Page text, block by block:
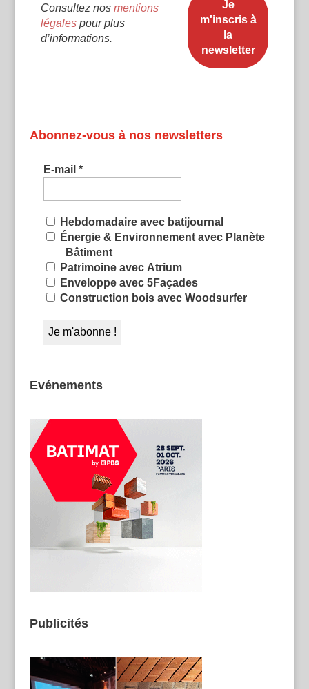
Consultez nos mentions
légalespour plus
d’informations.
Abonnez-vous à nos newsletters
E-mail *
Hebdomadaire avec batijournal
Énergie & Environnement avec Planète
Bâtiment
Patrimoine avec Atrium
Enveloppe avec 5Façades
Construction bois avec Woodsurfer
Evénements
Publicités